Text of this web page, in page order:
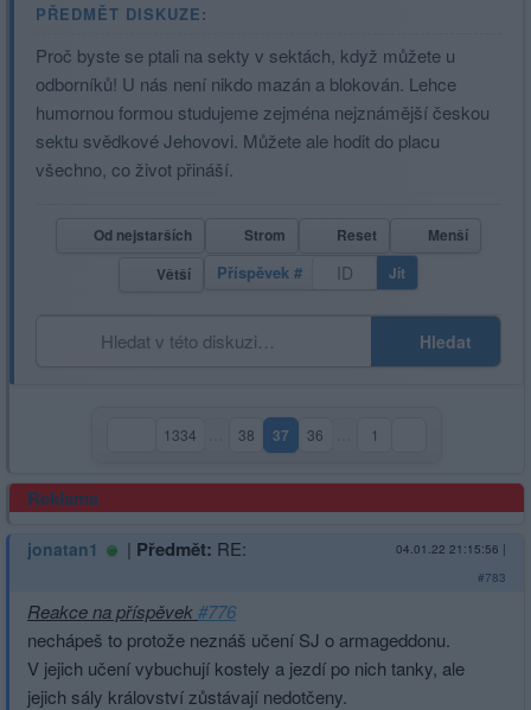
PŘEDMĚT DISKUZE:
Proč byste se ptali na sekty v sektách, když můžete u
odborníků! U nás není nikdo mazán a blokován. Lehce
humornou formou studujeme zejména nejznámější českou
sektu svědkové Jehovovi. Můžete ale hodit do placu
všechno, co život přináší.
Od nejstarších Strom Reset
Menší
Větší
Příspěvek # Jít
Hledat
1334 38 37(aktuální strana)
36 1
Reklama
jonatan1 | Předmět: RE: 04.01.22 21:15:56 |
#783
Reakce na příspěvek#776
nechápeš to protože neznáš učení SJ o armageddonu.
V jejich učení vybuchují kostely a jezdí po nich tanky, ale
jejich sály království zůstávají nedotčeny.